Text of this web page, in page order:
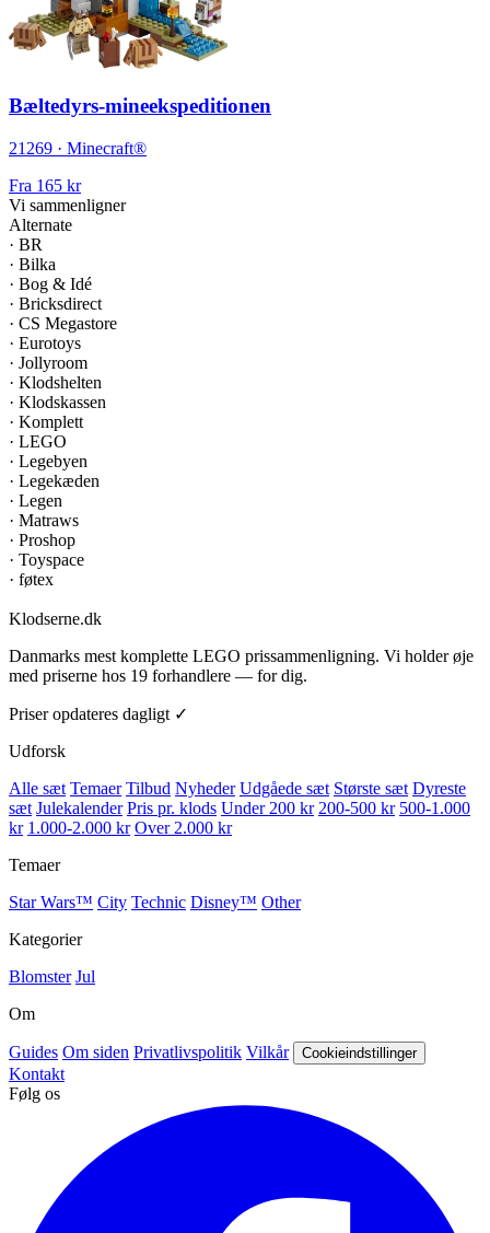
Bæltedyrs-mineekspeditionen
21269 · Minecraft®
Fra 165 kr
Vi sammenligner
Alternate
· BR
· Bilka
· Bog & Idé
· Bricksdirect
· CS Megastore
· Eurotoys
· Jollyroom
· Klodshelten
· Klodskassen
· Komplett
· LEGO
· Legebyen
· Legekæden
· Legen
· Matraws
· Proshop
· Toyspace
· føtex
Klodserne.dk
Danmarks mest komplette LEGO prissammenligning. Vi holder øje
med priserne hos 19 forhandlere — for dig.
Priser opdateres dagligt ✓
Udforsk
Alle sæt Temaer Tilbud Nyheder Udgåede sæt Største sæt Dyreste
sæt Julekalender Pris pr. klods Under 200 kr 200-500 kr 500-1.000
kr 1.000-2.000 kr Over 2.000 kr
Temaer
Star Wars™ City Technic Disney™ Other
Kategorier
Blomster Jul
Om
Guides Om siden Privatlivspolitik Vilkår Cookieindstillinger
Kontakt
Følg os